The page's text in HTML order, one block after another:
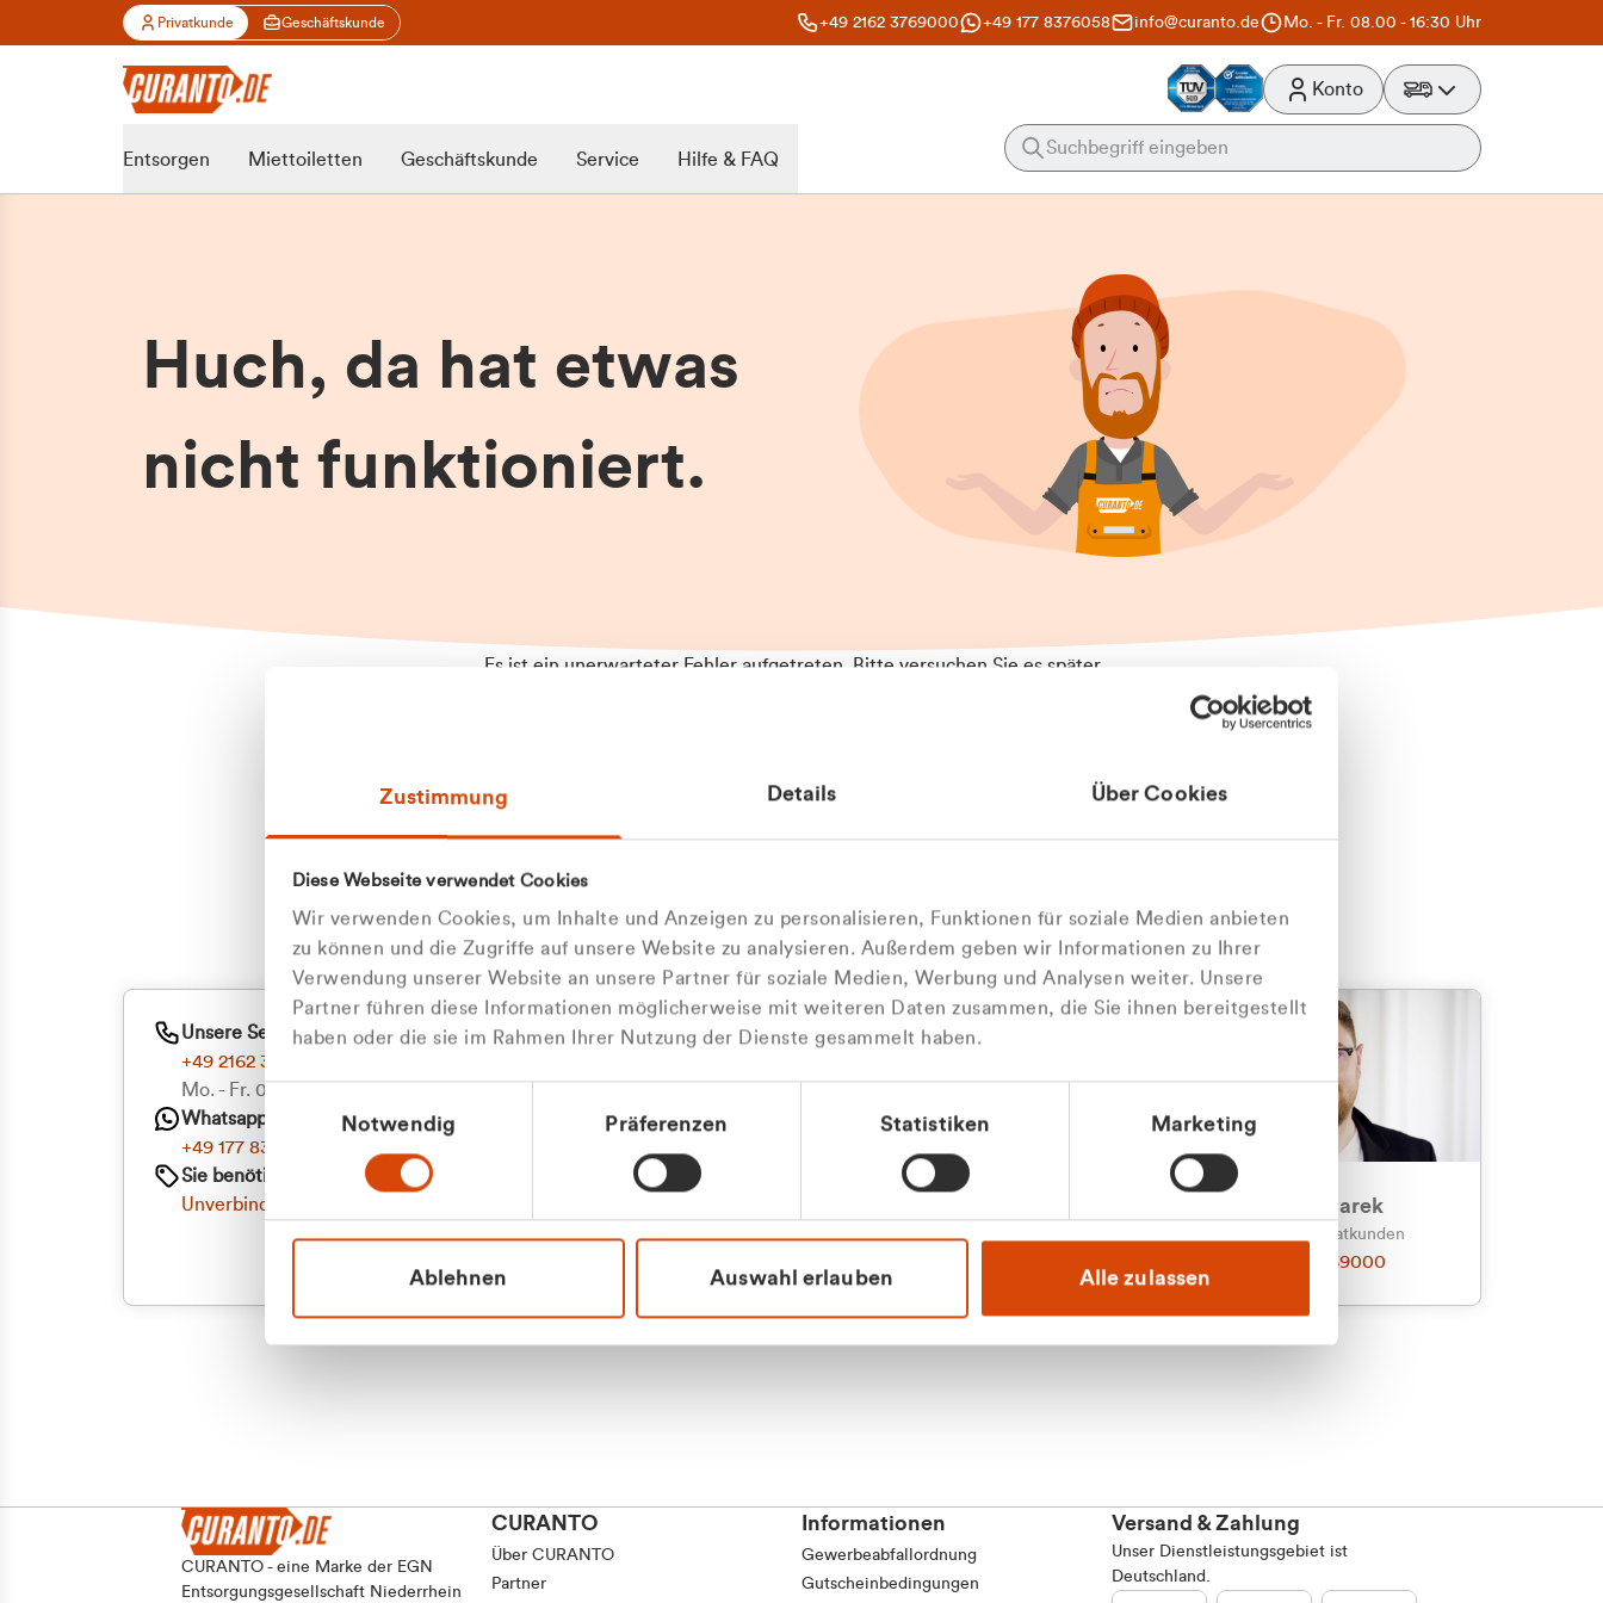
Zustimmung Details Über Cookies
Diese Webseite verwendet Cookies
Wir verwenden Cookies, um Inhalte und Anzeigen zu personalisieren, Funktionen für soziale Medien anbieten
zu können und die Zugriffe auf unsere Website zu analysieren. Außerdem geben wir Informationen zu Ihrer
Verwendung unserer Website an unsere Partner für soziale Medien, Werbung und Analysen weiter. Unsere
Partner führen diese Informationen möglicherweise mit weiteren Daten zusammen, die Sie ihnen bereitgestellt
haben oder die sie im Rahmen Ihrer Nutzung der Dienste gesammelt haben.
Einwilligungsauswahl
Notwendig Präferenzen Statistiken Marketing
Ablehnen Auswahl erlauben Alle zulassen
Privatkunde Geschäftskunde +49 2162 3769000 +49 177 8376058 info@curanto.de Mo. - Fr. 08.00 - 16:30 Uhr
Zu welcher
Kundengruppe
gehören Sie?
Privatkunde (inkl. MwSt.)
Geschäftskunde (exkl. MwSt.)
Konto
Entsorgen Miettoiletten Geschäftskunde Service Hilfe & FAQ
Huch, da hat etwas
nicht funktioniert.
Es ist ein unerwarteter Fehler aufgetreten. Bitte versuchen Sie es später
aufgetretenen Fehler an. Wir entschuldigen uns für eventuelle
Unannehmlichkeiten.
Zum Abfallberater
Oder kontaktieren Sie uns persönlich
Wir sind gerne für Sie da
Unsere Service-Hotline
+49 2162 3769000
Mo. - Fr. 08.00 - 16:30 Uhr
Whatsapp
+49 177 8376058
Sie benötigen ein individuelles Angebot?
Unverbindliche Anfrage stellen
Julian Marek
Vertrieb - Privatkunden
0216 237 69000
CURANTO - eine Marke der EGN
Entsorgungsgesellschaft Niederrhein
CURANTO
Über CURANTO
Partner
Informationen
Gewerbeabfallordnung
Gutscheinbedingungen
Versand & Zahlung
Unser Dienstleistungsgebiet ist
Deutschland.